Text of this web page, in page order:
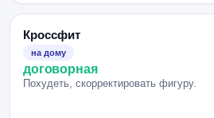
Кроссфит
на дому
договорная
Похудеть, скорректировать фигуру.